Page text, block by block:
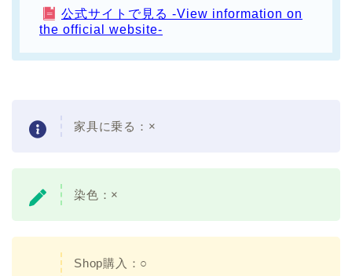
公式サイトで見る -View information on
the official website-
家具に乗る：×
染色：×
Shop購入：○